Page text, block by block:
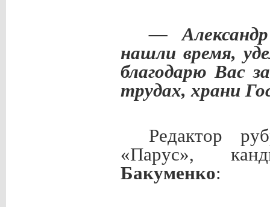
—
нашли время,
благодарю Вас
трудах, храни
Редактор
«Парус»,
Бакуменко: